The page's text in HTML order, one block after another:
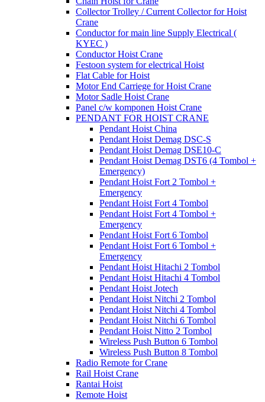
Collector Trolley / Current Collector for Hoist
Crane
Conductor for main line Supply Electrical (
KYEC )
Conductor Hoist Crane
Festoon system for electrical Hoist
Flat Cable for Hoist
Motor End Carriege for Hoist Crane
Motor Sadle Hoist Crane
Panel c/w komponen Hoist Crane
PENDANT FOR HOIST CRANE
Pendant Hoist China
Pendant Hoist Demag DSC-S
Pendant Hoist Demag DSE10-C
Pendant Hoist Demag DST6 (4 Tombol +
Emergency)
Pendant Hoist Fort 2 Tombol +
Emergency
Pendant Hoist Fort 4 Tombol
Pendant Hoist Fort 4 Tombol +
Emergency
Pendant Hoist Fort 6 Tombol
Pendant Hoist Fort 6 Tombol +
Emergency
Pendant Hoist Hitachi 2 Tombol
Pendant Hoist Hitachi 4 Tombol
Pendant Hoist Jotech
Pendant Hoist Nitchi 2 Tombol
Pendant Hoist Nitchi 4 Tombol
Pendant Hoist Nitchi 6 Tombol
Pendant Hoist Nitto 2 Tombol
Wireless Push Button 6 Tombol
Wireless Push Button 8 Tombol
Radio Remote for Crane
Rail Hoist Crane
Rantai Hoist
Remote Hoist